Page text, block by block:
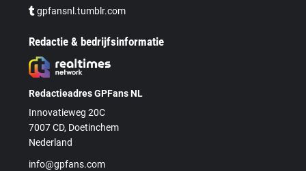
gpfansnl.tumblr.com
Redactie & bedrijfsinformatie
Redactieadres GPFans NL
Innovatieweg 20C
7007 CD, Doetinchem
Nederland
info@gpfans.com